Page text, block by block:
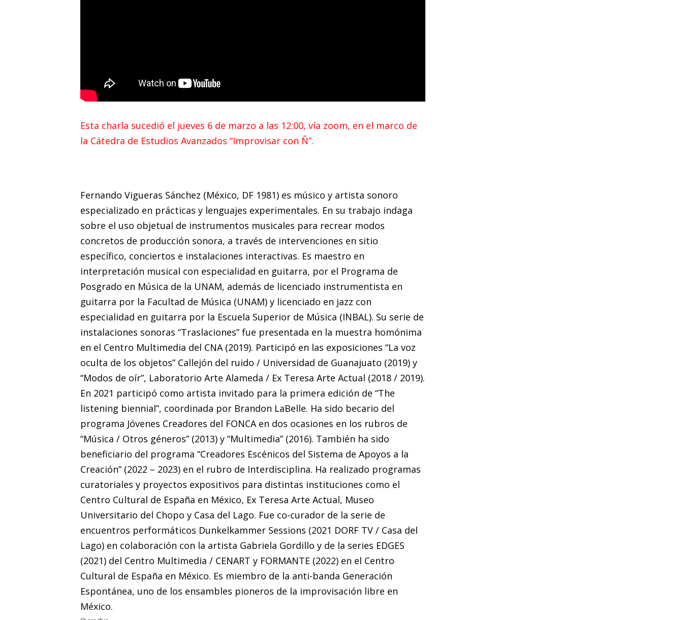
Esta charla sucedió el jueves 6 de marzo a las 12:00, vía zoom, en el marco de
la Cátedra de Estudios Avanzados “Improvisar con Ñ”.
Fernando Vigueras Sánchez (México, DF 1981) es músico y artista sonoro
especializado en prácticas y lenguajes experimentales. En su trabajo indaga
sobre el uso objetual de instrumentos musicales para recrear modos
concretos de producción sonora, a través de intervenciones en sitio
específico, conciertos e instalaciones interactivas. Es maestro en
interpretación musical con especialidad en guitarra, por el Programa de
Posgrado en Música de la UNAM, además de licenciado instrumentista en
guitarra por la Facultad de Música (UNAM) y licenciado en jazz con
especialidad en guitarra por la Escuela Superior de Música (INBAL). Su serie de
instalaciones sonoras “Traslaciones” fue presentada en la muestra homónima
en el Centro Multimedia del CNA (2019). Participó en las exposiciones “La voz
oculta de los objetos” Callejón del ruido / Universidad de Guanajuato (2019) y
“Modos de oír”, Laboratorio Arte Alameda / Ex Teresa Arte Actual (2018 / 2019).
En 2021 participó como artista invitado para la primera edición de “The
listening biennial”, coordinada por Brandon LaBelle. Ha sido becario del
programa Jóvenes Creadores del FONCA en dos ocasiones en los rubros de
“Música / Otros géneros” (2013) y “Multimedia” (2016). También ha sido
beneficiario del programa “Creadores Escénicos del Sistema de Apoyos a la
Creación” (2022 – 2023) en el rubro de Interdisciplina. Ha realizado programas
curatoriales y proyectos expositivos para distintas instituciones como el
Centro Cultural de España en México, Ex Teresa Arte Actual, Museo
Universitario del Chopo y Casa del Lago. Fue co-curador de la serie de
encuentros performáticos Dunkelkammer Sessions (2021 DORF TV / Casa del
Lago) en colaboración con la artista Gabriela Gordillo y de la series EDGES
(2021) del Centro Multimedia / CENART y FORMANTE (2022) en el Centro
Cultural de España en México. Es miembro de la anti-banda Generación
Espontánea, uno de los ensambles pioneros de la improvisación libre en
México.